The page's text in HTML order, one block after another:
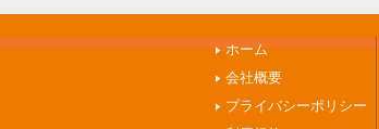
ホーム
会社概要
プライバシーポリシー